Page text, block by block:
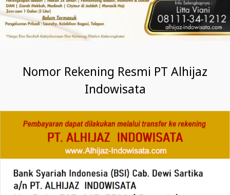
Nomor Rekening Resmi PT Alhijaz
Indowisata